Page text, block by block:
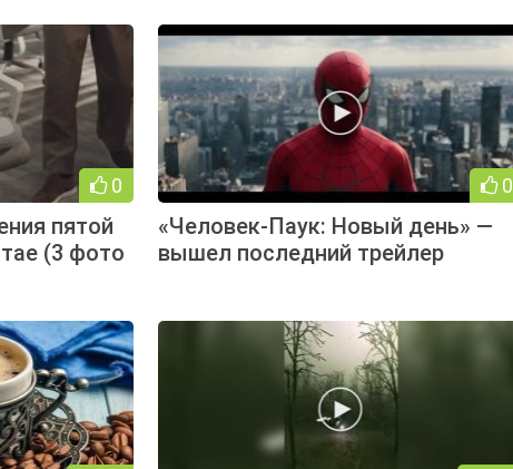
0
пятой
(3 фото
0
«Человек-Паук: Новый день» —
вышел последний трейлер